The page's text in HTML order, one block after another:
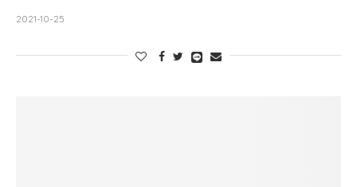
2021-10-25